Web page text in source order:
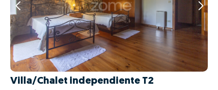
Villa/Chalet independiente T2